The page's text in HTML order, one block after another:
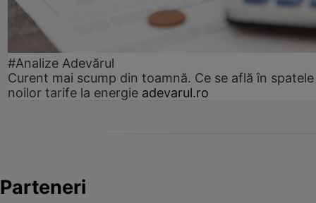
#Analize Adevărul
Curent mai scump din toamnă. Ce se află în spatele
noilor tarife la energie adevarul.ro
Parteneri